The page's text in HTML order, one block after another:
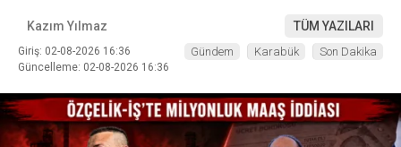
Kazım Yılmaz TÜM YAZILARI
Giriş: 02-08-2026 16:36
Güncelleme: 02-08-2026 16:36
Gündem Karabük Son Dakika